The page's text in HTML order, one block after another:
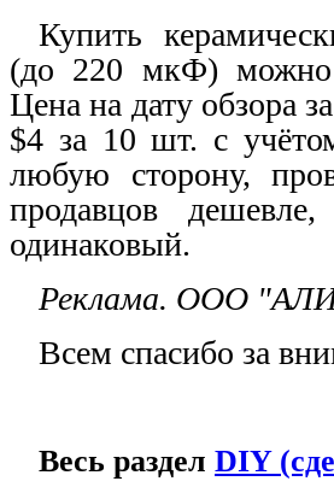
Купить
(до 220 мкФ) можно
Цена на дату обзора
$4 за 10 шт. с
любую сторону,
продавцов
одинаковый.
Реклама. ООО
Всем спасибо за
Весь раздел DIY